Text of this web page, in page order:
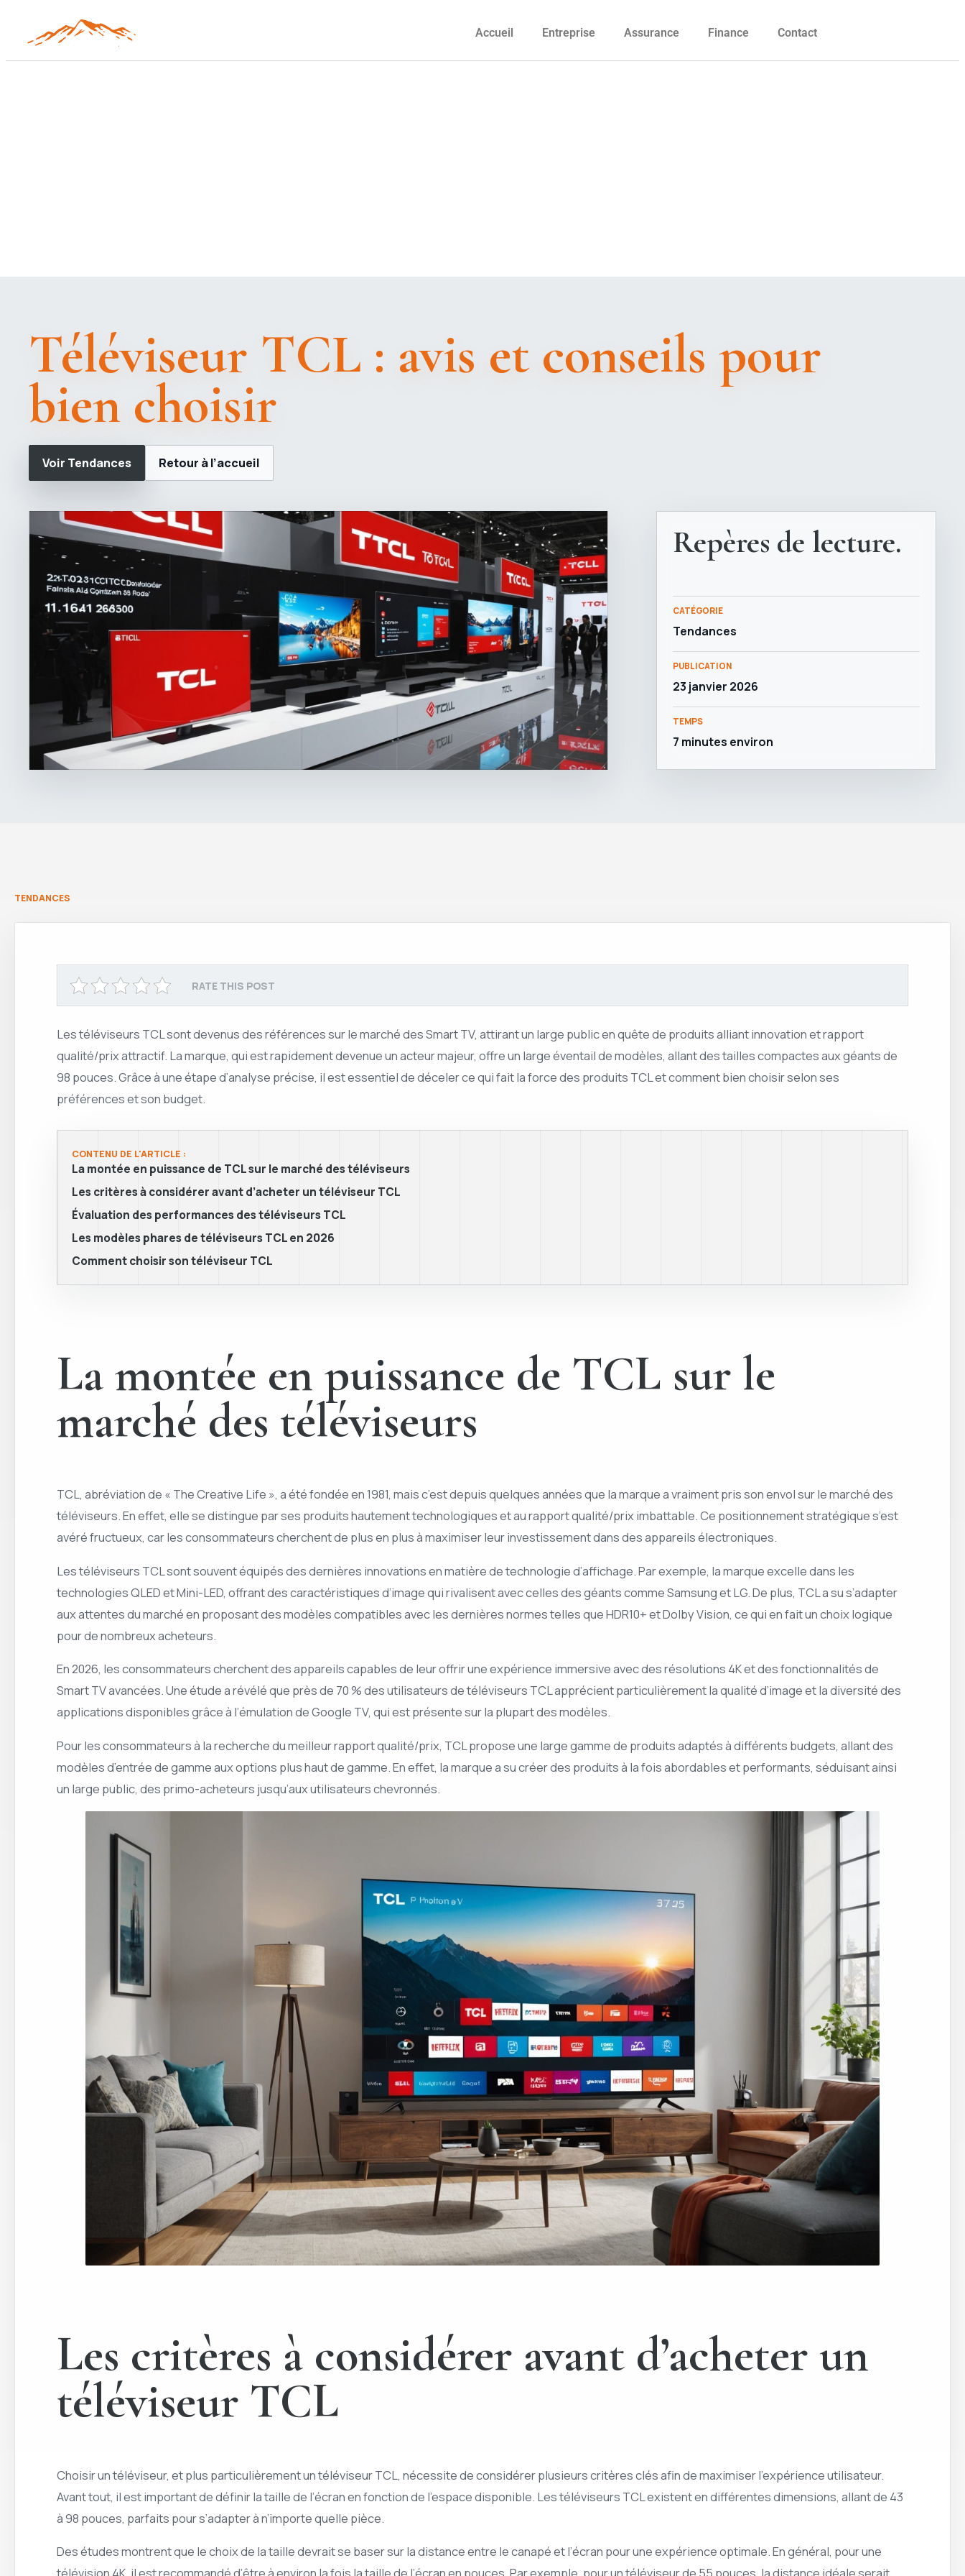
Accueil Entreprise Assurance Finance Contact
Téléviseur TCL : avis et conseils pour
bien choisir
Voir Tendances Retour à l’accueil
Repères de lecture.
CATÉGORIE
Tendances
PUBLICATION
23 janvier 2026
TEMPS
7 minutes environ
TENDANCES
RATE THIS POST
Les téléviseurs TCL sont devenus des références sur le marché des Smart TV, attirant un large public en quête de produits alliant innovation et rapport
qualité/prix attractif. La marque, qui est rapidement devenue un acteur majeur, offre un large éventail de modèles, allant des tailles compactes aux géants de
98 pouces. Grâce à une étape d’analyse précise, il est essentiel de déceler ce qui fait la force des produits TCL et comment bien choisir selon ses
préférences et son budget.
CONTENU DE L'ARTICLE :
La montée en puissance de TCL sur le marché des téléviseurs
Les critères à considérer avant d’acheter un téléviseur TCL
Évaluation des performances des téléviseurs TCL
Les modèles phares de téléviseurs TCL en 2026
Comment choisir son téléviseur TCL
La montée en puissance de TCL sur le
marché des téléviseurs
TCL, abréviation de « The Creative Life », a été fondée en 1981, mais c’est depuis quelques années que la marque a vraiment pris son envol sur le marché des
téléviseurs. En effet, elle se distingue par ses produits hautement technologiques et au rapport qualité/prix imbattable. Ce positionnement stratégique s’est
avéré fructueux, car les consommateurs cherchent de plus en plus à maximiser leur investissement dans des appareils électroniques.
Les téléviseurs TCL sont souvent équipés des dernières innovations en matière de technologie d’affichage. Par exemple, la marque excelle dans les
technologies QLED et Mini-LED, offrant des caractéristiques d’image qui rivalisent avec celles des géants comme Samsung et LG. De plus, TCL a su s’adapter
aux attentes du marché en proposant des modèles compatibles avec les dernières normes telles que HDR10+ et Dolby Vision, ce qui en fait un choix logique
pour de nombreux acheteurs.
En 2026, les consommateurs cherchent des appareils capables de leur offrir une expérience immersive avec des résolutions 4K et des fonctionnalités de
Smart TV avancées. Une étude a révélé que près de 70 % des utilisateurs de téléviseurs TCL apprécient particulièrement la qualité d’image et la diversité des
applications disponibles grâce à l’émulation de Google TV, qui est présente sur la plupart des modèles.
Pour les consommateurs à la recherche du meilleur rapport qualité/prix, TCL propose une large gamme de produits adaptés à différents budgets, allant des
modèles d’entrée de gamme aux options plus haut de gamme. En effet, la marque a su créer des produits à la fois abordables et performants, séduisant ainsi
un large public, des primo-acheteurs jusqu’aux utilisateurs chevronnés.
Les critères à considérer avant d’acheter un
téléviseur TCL
Choisir un téléviseur, et plus particulièrement un téléviseur TCL, nécessite de considérer plusieurs critères clés afin de maximiser l’expérience utilisateur.
Avant tout, il est important de définir la taille de l’écran en fonction de l’espace disponible. Les téléviseurs TCL existent en différentes dimensions, allant de 43
à 98 pouces, parfaits pour s’adapter à n’importe quelle pièce.
Des études montrent que le choix de la taille devrait se baser sur la distance entre le canapé et l’écran pour une expérience optimale. En général, pour une